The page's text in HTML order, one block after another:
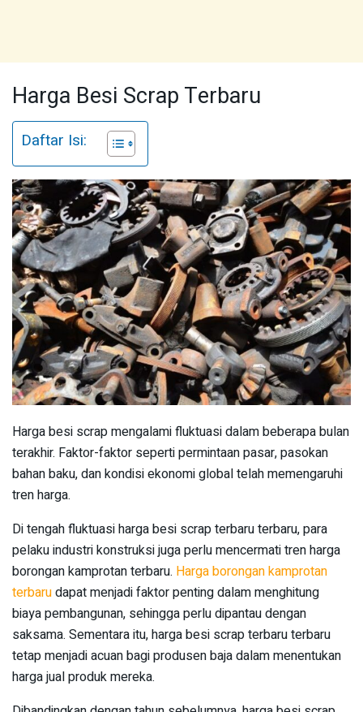
Harga Besi Scrap Terbaru
Daftar Isi:
Harga besi scrap mengalami fluktuasi dalam beberapa bulan
terakhir. Faktor-faktor seperti permintaan pasar, pasokan
bahan baku, dan kondisi ekonomi global telah memengaruhi
tren harga.
Di tengah fluktuasi harga besi scrap terbaru terbaru, para
pelaku industri konstruksi juga perlu mencermati tren harga
borongan kamprotan terbaru. Harga borongan kamprotan
terbarudapat menjadi faktor penting dalam menghitung
biaya pembangunan, sehingga perlu dipantau dengan
saksama. Sementara itu, harga besi scrap terbaru terbaru
tetap menjadi acuan bagi produsen baja dalam menentukan
harga jual produk mereka.